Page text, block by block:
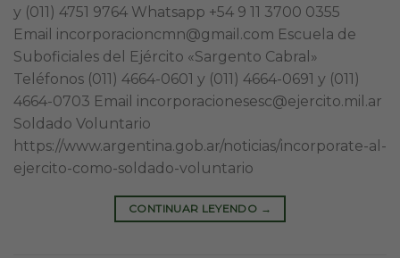
y (011) 4751 9764 Whatsapp +54 9 11 3700 0355
Email incorporacioncmn@gmail.com Escuela de
Suboficiales del Ejército «Sargento Cabral»
Teléfonos (011) 4664-0601 y (011) 4664-0691 y (011)
4664-0703 Email incorporacionesesc@ejercito.mil.ar
Soldado Voluntario
https://www.argentina.gob.ar/noticias/incorporate-al-
ejercito-como-soldado-voluntario
CONTINUAR LEYENDO →